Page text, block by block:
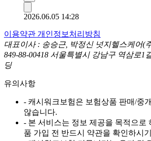
2026.06.05 14:28
이용약관 개인정보처리방침
대표이사 : 송승근, 박정신 넛지헬스케어(
849-88-00418 서울특별시 강남구 역삼로1
딩
유의사항
- 캐시워크보험은 보험상품 판매/중
않습니다.
- 본 서비스는 정보 제공을 목적으로
품 가입 전 반드시 약관을 확인하시